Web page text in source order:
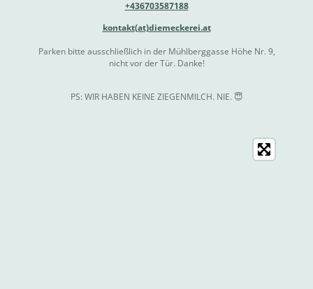
+436703587188
kontakt(at)diemeckerei.at
Parken bitte ausschließlich in der Mühlberggasse Höhe Nr. 9,
nicht vor der Tür. Danke!
PS: WIR HABEN KEINE ZIEGENMILCH. NIE. 😇